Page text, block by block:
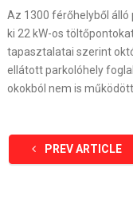
Az 1300 férőhelyből
ki 22 kW-os
tapasztalatai szerint
ellátott parkolóhely
okokból nem is
PREV ARTICLE